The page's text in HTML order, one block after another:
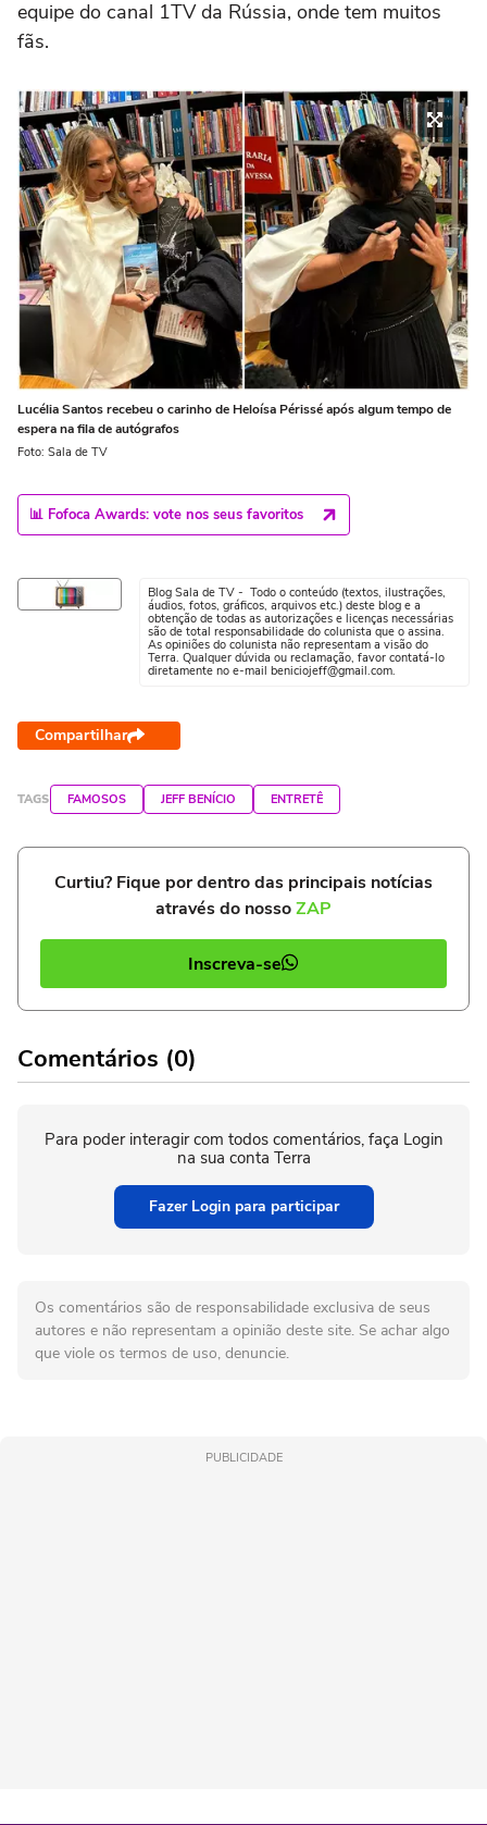
equipe do canal 1TV da Rússia, onde tem muitos
fãs.
Lucélia Santos recebeu o carinho de Heloísa Périssé após algum tempo de
espera na fila de autógrafos
Foto: Sala de TV
📊 Fofoca Awards: vote nos seus favoritos
Blog Sala de TV - Todo o conteúdo (textos, ilustrações,
áudios, fotos, gráficos, arquivos etc.) deste blog e a
obtenção de todas as autorizações e licenças necessárias
são de total responsabilidade do colunista que o assina.
As opiniões do colunista não representam a visão do
Terra. Qualquer dúvida ou reclamação, favor contatá-lo
diretamente no e-mail beniciojeff@gmail.com.
Compartilhar
TAGS FAMOSOS JEFF BENÍCIO ENTRETÊ
Curtiu? Fique por dentro das principais notícias
através do nossoZAP
Inscreva-se
Comentários (0)
Para poder interagir com todos comentários, faça Login
na sua conta Terra
Fazer Login para participar
Os comentários são de responsabilidade exclusiva de seus
autores e não representam a opinião deste site. Se achar algo
que viole os termos de uso, denuncie.
PUBLICIDADE